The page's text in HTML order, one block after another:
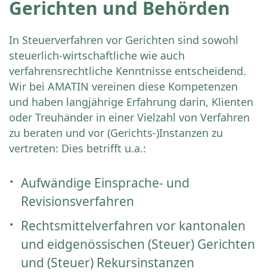
Gerichten und Behörden
In Steuerverfahren vor Gerichten sind sowohl
steuerlich-wirtschaftliche wie auch
verfahrensrechtliche Kenntnisse entscheidend.
Wir bei AMATIN vereinen diese Kompetenzen
und haben langjährige Erfahrung darin, Klienten
oder Treuhänder in einer Vielzahl von Verfahren
zu beraten und vor (Gerichts-)Instanzen zu
vertreten: Dies betrifft u.a.:
Aufwändige Einsprache- und
Revisionsverfahren
Rechtsmittelverfahren vor kantonalen
und eidgenössischen (Steuer) Gerichten
und (Steuer) Rekursinstanzen